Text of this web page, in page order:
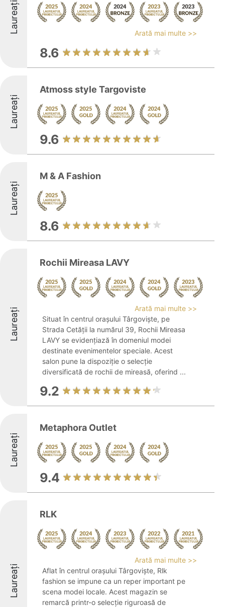
Laureați Arată mai multe >>
8.6
Laureați
Atmoss style Targoviste
9.6
Laureați
M & A Fashion
8.6
Laureați
Rochii Mireasa LAVY
Arată mai multe >>
Situat în centrul orașului Târgoviște, pe
Strada Cetății la numărul 39, Rochii Mireasa
LAVY se evidențiază în domeniul modei
destinate evenimentelor speciale. Acest
salon pune la dispoziție o selecție
diversificată de rochii de mireasă, oferind ...
9.2
Laureați
Metaphora Outlet
9.4
Laureați
RLK
Arată mai multe >>
Aflat în centrul orașului Târgoviște, Rlk
fashion se impune ca un reper important pe
scena modei locale. Acest magazin se
remarcă printr-o selecție riguroasă de